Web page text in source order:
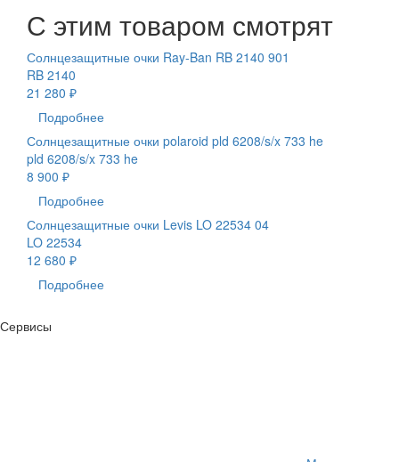
С этим товаром смотрят
Солнцезащитные очки Ray-Ban RB 2140 901
RB 2140
21 280 ₽
Подробнее
Солнцезащитные очки polaroid pld 6208/s/x 733 he
pld 6208/s/x 733 he
8 900 ₽
Подробнее
Солнцезащитные очки Levis LO 22534 04
LO 22534
12 680 ₽
Подробнее
Сервисы